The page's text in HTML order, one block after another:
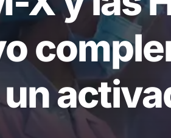
un